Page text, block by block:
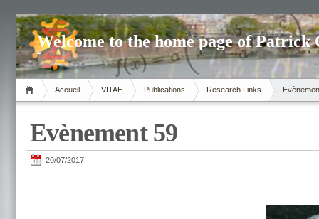
Welcome to the home page of Patrick
Accueil VITAE Publications Research Links
Evènement 59
20/07/2017